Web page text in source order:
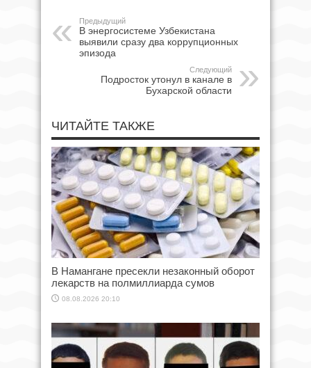
Предыдущий
В энергосистеме Узбекистана
выявили сразу два коррупционных
эпизода
Следующий
Подросток утонул в канале в
Бухарской области
ЧИТАЙТЕ ТАКЖЕ
В Намангане пресекли незаконный оборот
лекарств на полмиллиарда сумов
08.08.2026 20:10